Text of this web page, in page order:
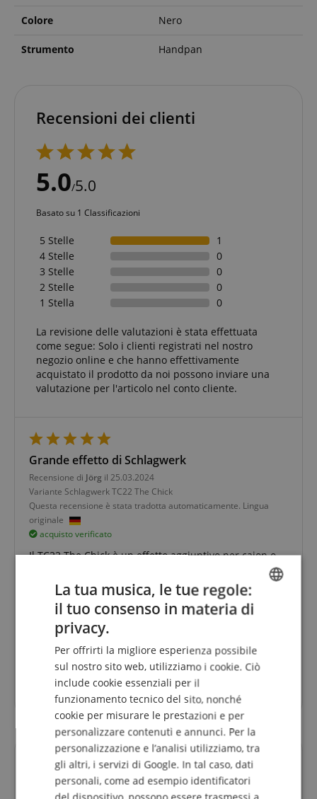
Colore Nero
Strumento Handpan
Recensioni dei clienti
5.0/5.0
Basato su 1 Classificazioni
5 Stelle
1
4 Stelle
0
3 Stelle
0
2 Stelle
0
1 Stella
0
La revisione delle valutazioni è stata effettuata
come segue: Solo i clienti registrati nel nostro
negozio online e che hanno effettivamente
acquistato il prodotto da noi possono inviare una
valutazione per l'articolo nel conto cliente.
Grande effetto di Schlagwerk
Recensione di Jörg il 25.03.2024
Variante Schlagwerk TC22 The Chick
Questa recensione è stata tradotta automaticamente. Lingua
originale
acquisto verificato
Il TC22 The Chick è un effetto aggiuntivo per cajon o
Può aderire magneticamente o essere attaccato allo
"strumento portante" con il velcro
Se viene suonato con le mani o con le bacchette (in
alternativa bacchette, spazzole), reagisce direttamente
con un suono che sta tra lo shaker e il crasher
La risposta è molto sensibile
La lavorazione è di alto livello
Domande su questo Prodotto?
ENGLISH
ITALIAN
SPANISH
La tua musica, le tue regole:
il tuo consenso in materia di
privacy.
Per offrirti la migliore esperienza possibile
sul nostro sito web, utilizziamo i cookie. Ciò
include cookie essenziali per il
funzionamento tecnico del sito, nonché
cookie per misurare le prestazioni e per
personalizzare contenuti e annunci. Per la
personalizzazione e l’analisi utilizziamo, tra
gli altri, i servizi di Google. In tal caso, dati
personali, come ad esempio identificatori